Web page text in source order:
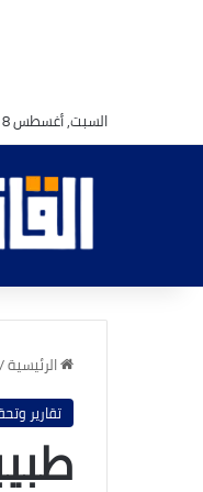
السبت, أغسطس 8 2026
الرئيسية/
تقارير